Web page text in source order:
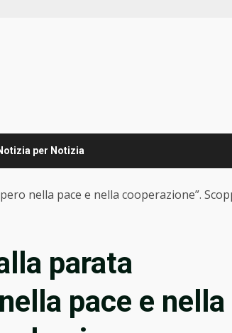
per Notizia
nella pace e nella cooperazione”.
parata
pace e nella